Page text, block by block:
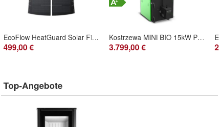
EcoFlow HeatGuard Solar Film für Tesla Model 3
499,00 €
Kostrzewa MINI BIO 15kW Pelletkessel Kompakt BAFA Förderfähig
3.799,00 €
Top-Angebote